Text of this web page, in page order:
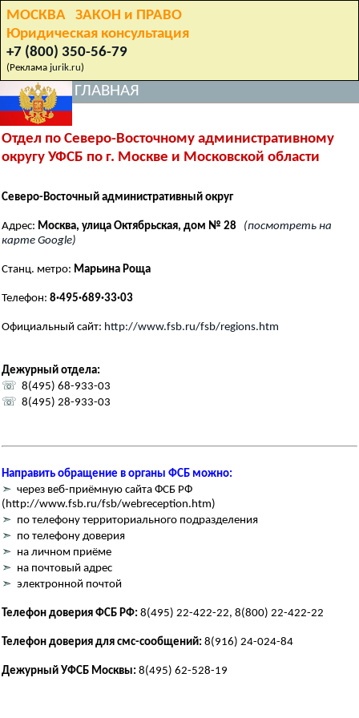
МОСКВА ЗАКОН и ПРАВО
Юридическая консультация
+7 (800) 350-56-79
(Реклама jurik.ru)
ГЛАВНАЯ
Отдел по Северо-Восточному административному
округу УФСБ по г. Москве и Московской области
Северо-Восточный административный округ
Адрес: Москва, улица Октябрьская, дом № 28
(посмотреть на
карте Google)
Станц. метро: Марьина Роща
Телефон: 8·495·689·33·03
Официальный сайт: http://www.fsb.ru/fsb/regions.htm
Дежурный отдела:
☏ 8(495) 68-933-03
☏ 8(495) 28-933-03
Направить обращение в органы ФСБ можно:
➣ через веб-приёмную сайта ФСБ РФ
(http://www.fsb.ru/fsb/webreception.htm)
➣ по телефону территориального подразделения
➣ по телефону доверия
➣ на личном приёме
➣ на почтовый адрес
➣ электронной почтой
Телефон доверия ФСБ РФ: 8(495) 22-422-22, 8(800) 22-422-22
Телефон доверия для смс-сообщений: 8(916) 24-024-84
Дежурный УФСБ Москвы: 8(495) 62-528-19